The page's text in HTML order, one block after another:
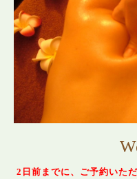
2日前までに、ご予約いた